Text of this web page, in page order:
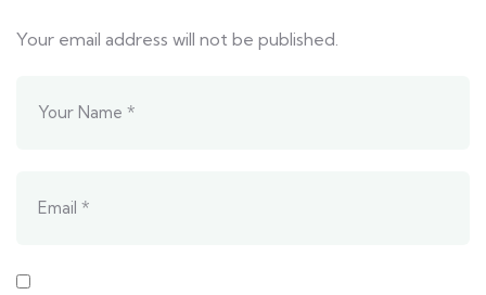
Your email address will not be published.